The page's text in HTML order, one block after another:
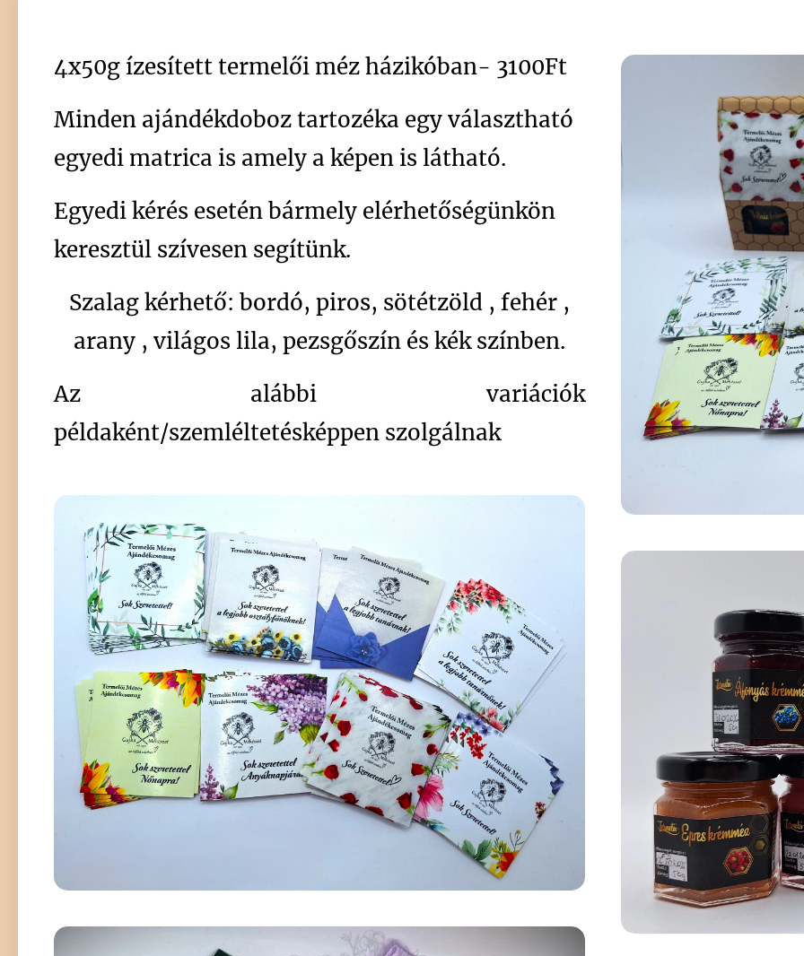
4x50g ízesített termelői méz házikóban- 3100Ft
Minden ajándékdoboz tartozéka egy választható
egyedi matrica is amely a képen is látható.
Egyedi kérés esetén bármely elérhetőségünkön
keresztül szívesen segítünk.
Szalag kérhető: bordó, piros, sötétzöld , fehér ,
arany , világos lila, pezsgőszín és kék színben.
Az alábbi variációk
példaként/szemléltetésképpen szolgálnak